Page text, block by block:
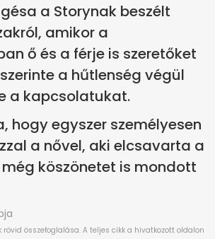
a Storynak beszélt
amikor a
ő és a férje is szeretőket
a hűtlenség végül
a kapcsolatukat.
hogy egyszer személyesen
a nővel, aki elcsavarta a
köszönetet is mondott